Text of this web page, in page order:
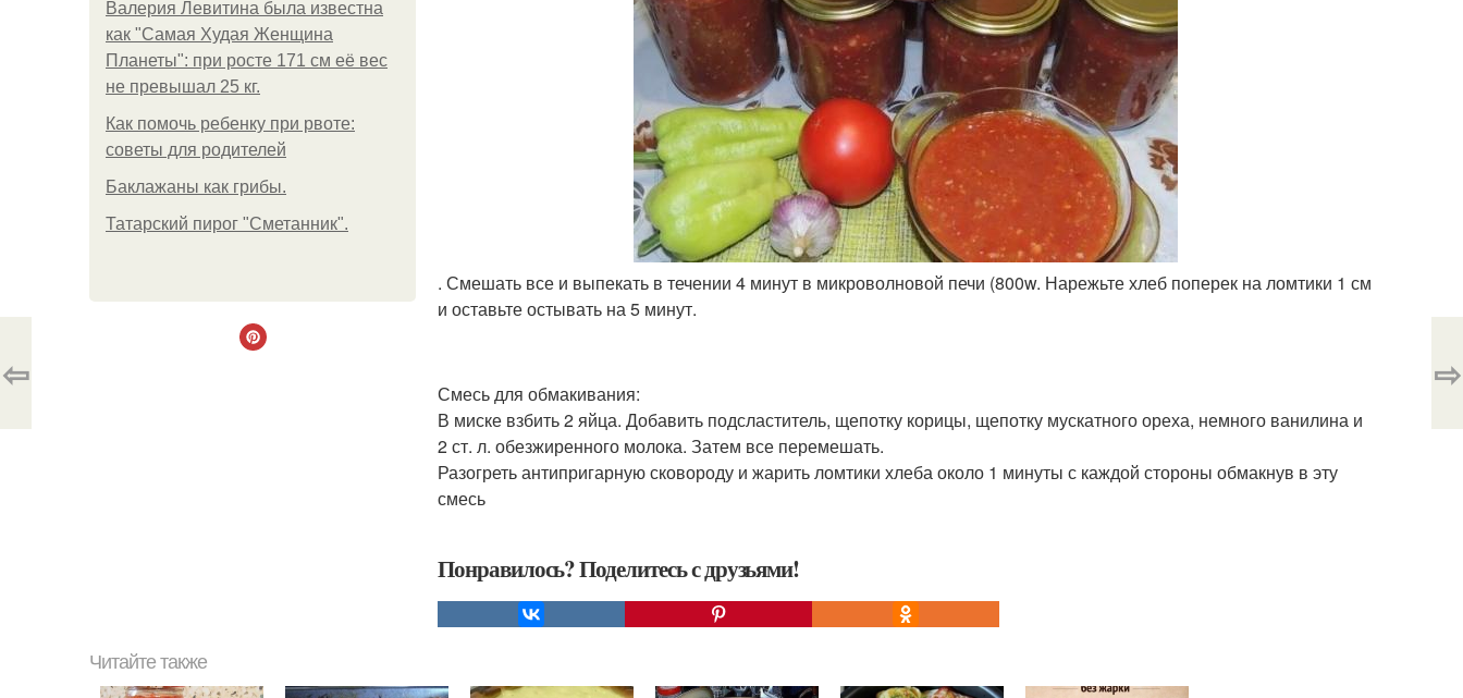
Валерия Левитина была известна
как "Самая Худая Женщина
Планеты": при росте 171 см её вес
не превышал 25 кг.
Как помочь ребенку при рвоте:
советы для родителей
Баклажаны как грибы.
Татарский пирог "Сметанник".
. Смешать все и выпекать в течении 4 минут в микроволновой печи (800w. Нарежьте хлеб поперек на ломтики 1 см
и оставьте остывать на 5 минут.
Смесь для обмакивания:
В миске взбить 2 яйца. Добавить подсластитель, щепотку корицы, щепотку мускатного ореха, немного ванилина и
2 ст. л. обезжиренного молока. Затем все перемешать.
Разогреть антипригарную сковороду и жарить ломтики хлеба около 1 минуты с каждой стороны обмакнув в эту
смесь
Понравилось? Поделитесь с друзьями!
⇦ ⇨
Читайте также